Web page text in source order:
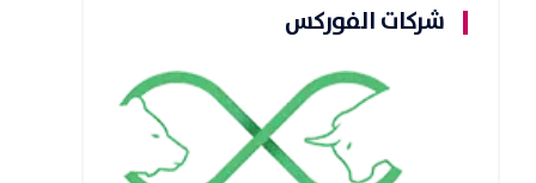
شركات الفوركس